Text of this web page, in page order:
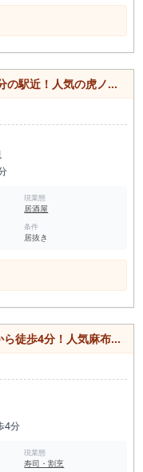
・レストランの造作あり希少な居抜き店舗物件
現業態
居酒屋
条件
居抜き
食店造作あり、居抜き・スケルトン選択可能物件
4分
現業態
寿司・割烹